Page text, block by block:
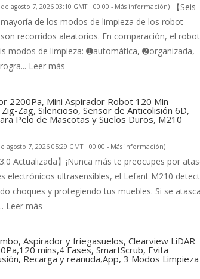
agosto 7, 2026 03:10 GMT +00:00 - Más información)
【Seis
de los modos de limpieza de los robot
recorridos aleatorios. En comparación, el robot
modos de limpieza: ➊automática, ➋organizada,
Leer más
2200Pa, Mini Aspirador Robot 120 Min
Zag, Silencioso, Sensor de Anticolisión 6D,
Pelo de Mascotas y Suelos Duros, M210
agosto 7, 2026 05:29 GMT +00:00 - Más información)
Actualizada】¡Nunca más te preocupes por
electrónicos ultrasensibles, el Lefant M210
choques y protegiendo tus muebles. Si se
Leer más
Aspirador y friegasuelos, Clearview LiDAR
mins,4 Fases, SmartScrub, Evita
Recarga y reanuda,App, 3 Modos